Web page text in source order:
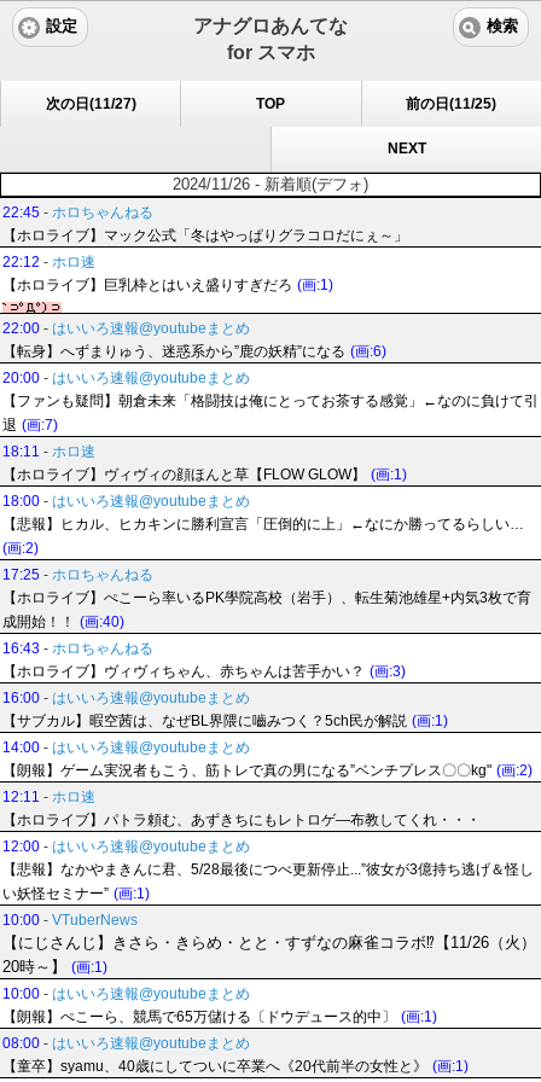
アナグロあんてな
for スマホ
設定 検索
次の日(11/27) TOP 前の日(11/25)
NEXT
2024/11/26 - 新着順(デフォ)
22:45 - ホロちゃんねる
【ホロライブ】マック公式「冬はやっぱりグラコロだにぇ～」
22:12 - ホロ速
【ホロライブ】巨乳枠とはいえ盛りすぎだろ (画:1)
22:00 - はいいろ速報@youtubeまとめ
【転身】へずまりゅう、迷惑系から”鹿の妖精”になる (画:6)
20:00 - はいいろ速報@youtubeまとめ
【ファンも疑問】朝倉未来「格闘技は俺にとってお茶する感覚」←なのに負けて引
退 (画:7)
18:11 - ホロ速
【ホロライブ】ヴィヴィの顔ほんと草【FLOW GLOW】
(画:1)
18:00 - はいいろ速報@youtubeまとめ
【悲報】ヒカル、ヒカキンに勝利宣言「圧倒的に上」←なにか勝ってるらしい…
(画:2)
17:25 - ホロちゃんねる
【ホロライブ】ぺこーら率いるPK學院高校（岩手）、転生菊池雄星+内気3枚で育
成開始！！
(画:40)
16:43 - ホロちゃんねる
【ホロライブ】ヴィヴィちゃん、赤ちゃんは苦手かい？ (画:3)
16:00 - はいいろ速報@youtubeまとめ
【サブカル】暇空茜は、なぜBL界隈に嚙みつく？5ch民が解説 (画:1)
14:00 - はいいろ速報@youtubeまとめ
【朗報】ゲーム実況者もこう、筋トレで真の男になる”ベンチプレス〇〇kg" (画:2)
12:11 - ホロ速
【ホロライブ】パトラ頼む、あずきちにもレトロゲ―布教してくれ・・・
12:00 - はいいろ速報@youtubeまとめ
【悲報】なかやまきんに君、5/28最後につべ更新停止...”彼女が3億持ち逃げ＆怪し
い妖怪セミナー” (画:1)
10:00 - VTuberNews
【にじさんじ】きさら・きらめ・とと・すずなの麻雀コラボ⁉【11/26（火）
20時～】
(画:1)
10:00 - はいいろ速報@youtubeまとめ
【朗報】ぺこーら、競馬で65万儲ける〔ドウデュース的中〕
(画:1)
08:00 - はいいろ速報@youtubeまとめ
【童卒】syamu、40歳にしてついに卒業へ《20代前半の女性と》
(画:1)